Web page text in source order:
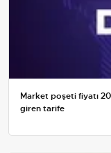
Market poşeti fiyatı
giren tarife